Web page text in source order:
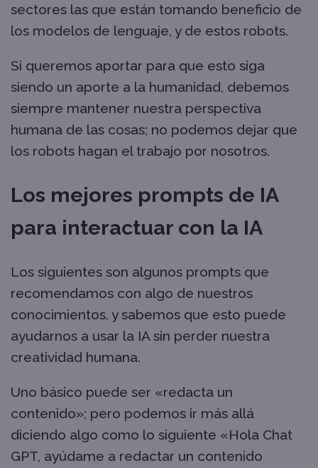
sectores las que están tomando beneficio de
los modelos de lenguaje, y de estos robots.
Si queremos aportar para que esto siga
siendo un aporte a la humanidad, debemos
siempre mantener nuestra perspectiva
humana de las cosas; no podemos dejar que
los robots hagan el trabajo por nosotros.
Los mejores prompts de IA
para interactuar con la IA
Los siguientes son algunos prompts que
recomendamos con algo de nuestros
conocimientos, y sabemos que esto puede
ayudarnos a usar la IA sin perder nuestra
creatividad humana.
Uno básico puede ser «redacta un
contenido»; pero podemos ir más allá
diciendo algo como lo siguiente «Hola Chat
GPT, ayúdame a redactar un contenido